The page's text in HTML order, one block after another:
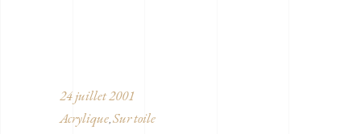
24 juillet 2001
Acrylique, Sur toile